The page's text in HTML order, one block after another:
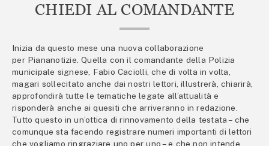
CHIEDI AL COMANDANTE
Inizia da questo mese una nuova collaborazione
per Piananotizie. Quella con il comandante della Polizia
municipale signese, Fabio Caciolli, che di volta in volta,
magari sollecitato anche dai nostri lettori, illustrerà, chiarirà,
approfondirà tutte le tematiche legate all’attualità e
risponderà anche ai quesiti che arriveranno in redazione.
Tutto questo in un’ottica di rinnovamento della testata – che
comunque sta facendo registrare numeri importanti di lettori
che vogliamo ringraziare uno per uno – e che non intende